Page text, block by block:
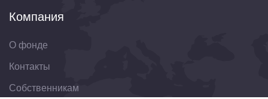
Компания
О фонде
Контакты
Собственникам